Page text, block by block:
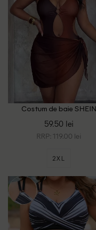
Costum de baie SHEIN
59.50 lei
RRP: 119.00 lei
2XL